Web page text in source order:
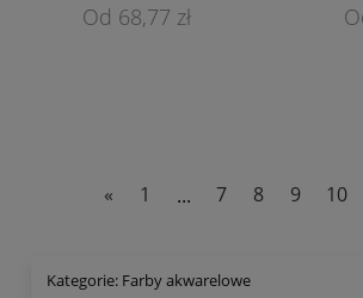
68,77 zł
« 1 ... 7 8 9 10
Kategorie: Farby akwarelowe